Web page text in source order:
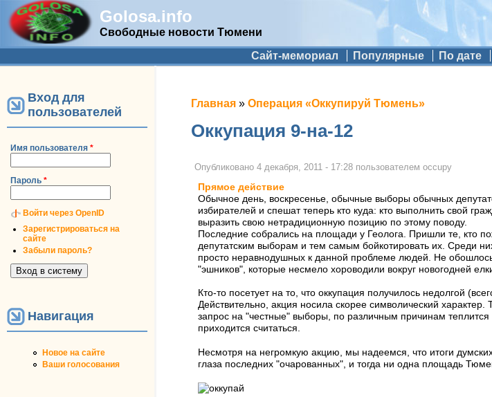
Golosa.info
Свободные новости Тюмени
Дополнительное меню Сайт-мемориал Популярные По дате
Вход для
пользователей
Имя пользователя *
Пароль *
Войти через OpenID
Зарегистрироваться на
сайте
Забыли пароль?
Навигация
Новое на сайте
Ваши голосования
Вы здесь
Главная » Операция «Оккупируй Тюмень»
Оккупация 9-на-12
Опубликовано 4 декабря, 2011 - 17:28 пользователем occupy
Прямое действие
Обычное день, воскресенье, обычные выборы обычных
избирателей и спешат теперь кто куда: кто выполнить свой
выразить свою нетрадиционную позицию по этому поводу.
Последние собрались на площади у Геолога. Пришли те, кто
депутатским выборам и тем самым бойкотировать их. Среди
просто неравнодушных к данной проблеме людей. Не
"эшников", которые несмело хороводили вокруг новогодней
Кто-то посетует на то, что оккупация получилось недолгой
Действительно, акция носила скорее символический
запрос на "честные" выборы, по различным причинам
приходится считаться.
Несмотря на негромкую акцию, мы надеемся, что итоги
глаза последних "очарованных", и тогда ни одна площадь